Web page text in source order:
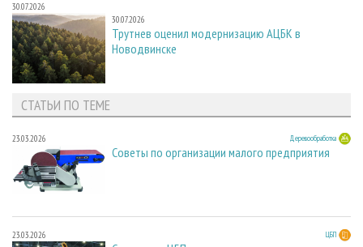
30.07.2026
30.07.2026
Трутнев оценил модернизацию АЦБК в
Новодвинске
СТАТЬИ ПО ТЕМЕ
23.03.2026 Деревообработка
Советы по организации малого предприятия
23.03.2026 ЦБП